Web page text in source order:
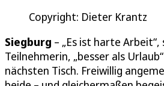
Copyright: Dieter Krantz
Siegburg – „Es ist harte
Teilnehmerin, „besser als
nächsten Tisch. Freiwillig